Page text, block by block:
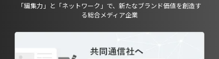
「編集力」と「ネットワーク」で、新たなブランド価値を創造す
る総合メディア企業